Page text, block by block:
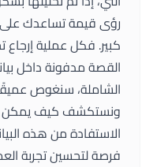
رؤى قيمة تساعدك
كبير. فكل عملية
القصة مدفونة داخل
الشاملة، سنغوص عميقًا
ونستكشف كيف يمكن
الاستفادة من هذه
فرصة لتحسين تجربة